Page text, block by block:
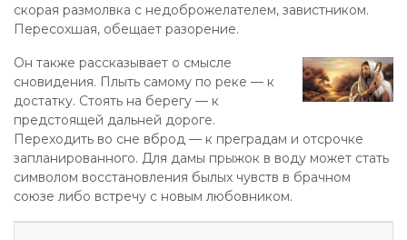
скорая размолвка с недоброжелателем, завистником.
Пересохшая, обещает разорение.
Он также рассказывает о смысле
сновидения. Плыть самому по реке — к
достатку. Стоять на берегу — к
предстоящей дальней дороге.
Переходить во сне вброд — к преградам и отсрочке
запланированного. Для дамы прыжок в воду может стать
символом восстановления былых чувств в брачном
союзе либо встречу с новым любовником.